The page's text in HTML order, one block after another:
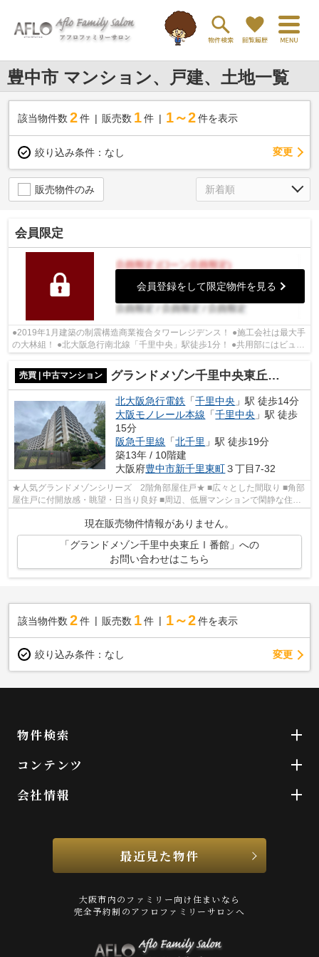
豊中市 マンション、戸建、土地一覧
該当物件数 2件 販売数 1 件 1～2 件を表示
絞り込み条件： なし 変更
販売物件のみ
会員限定
会員登録をして限定物件を見る
●2019年1月建築の制震構造商業複合タワーレジデンス！ ●施工会社は最大手
の大林組！ ●北大阪急行南北線「千里中央」駅徒歩1分！ ●共用部にはビュー
売買 | 中古マンション
グランドメゾン千里中央東丘Ⅰ番館
北大阪急行電鉄 「千里中央 」駅 徒歩14分
大阪モノレール本線 「千里中央 」駅 徒歩
15分
阪急千里線 「北千里 」駅 徒歩19分
築13年 / 10階建
大阪府豊中市新千里東町３丁目7-32
★人気グランドメゾンシリーズ 2階角部屋住戸★ ■広々とした間取り ■角部
屋住戸に付開放感・眺望・日当り良好 ■周辺、低層マンションで閑静な住宅
現在販売物件情報がありません。
「グランドメゾン千里中央東丘Ⅰ番館」への
お問い合わせはこちら
該当物件数 2件 販売数 1 件 1～2 件を表示
絞り込み条件： なし 変更
物件検索
コンテンツ
会社情報
最近見た物件
大阪市内のファミリー向け住まいなら
完全予約制のアフロファミリーサロンへ